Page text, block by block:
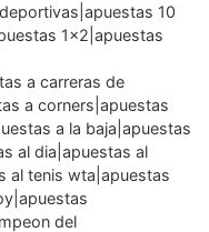
10
1×2|apuestas
a carreras de
a corners|apuestas
a la baja|apuestas
al dia|apuestas al
al tenis wta|apuestas
del